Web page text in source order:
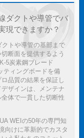
ダクトや導管でバ
現できますか？
クトや導管の基部まで
断面を提供するよう
5炭素鋼ブレード
ティングボードを備
品質の結果を保証し
ザインは、メンテナ
体で一貫した切断性
WEIの50年の専門知
向けに革新的でカスタ